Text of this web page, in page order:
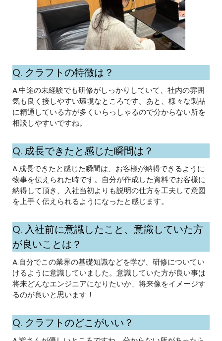
Q. クラフトの特徴は？
A.中途の未経験でも研修がしっかりしていて、社内の雰囲
気も良く接しやすい環境なところです。あと、様々な製品
に精通している方が多くいらっしゃるので分からない所を
相談しやすいですね。
Q. 成長できたと感じた瞬間は？
A.成長できたと感じた瞬間は、お客様が納得できるように
物事を伝えられた時です。自分が作成した資料でお客様に
納得して頂き、入社当初よりも説明の仕方を工夫して意図
を上手く伝えられるようになったと感じます。
Q. 入社前に意識したこと、意識していた方
が良いことは？
A.自分でこの業界の基礎知識などを学び、研修についてい
けるように意識していました。意識していた方が良い事は
将来どんなエンジニアになりたいか、将来像をイメージす
るのが良いと思います！
Q. クラフトのどこがいい？